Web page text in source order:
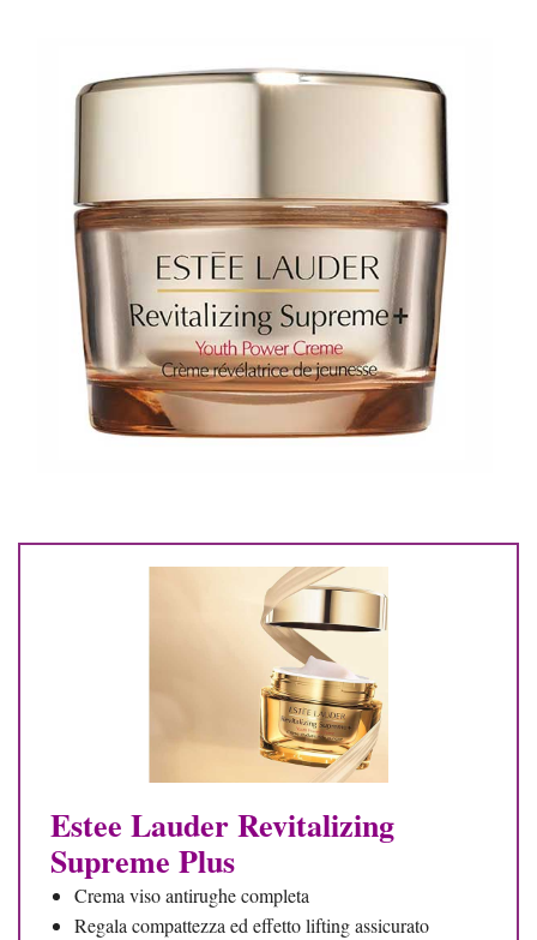
Estee Lauder Revitalizing
Supreme Plus
Crema viso antirughe completa
Regala compattezza ed effetto lifting assicurato